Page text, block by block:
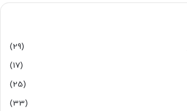
(29)
(17)
(25)
(33)